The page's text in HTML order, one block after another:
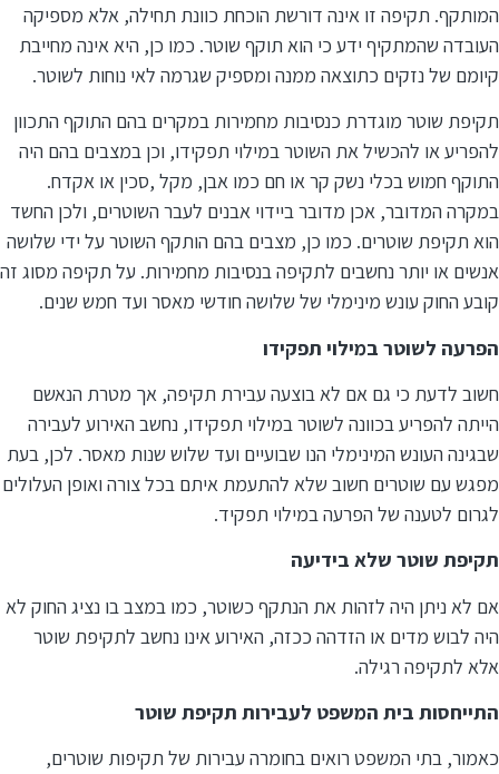
המותקף. תקיפה זו אינה דורשת הוכחת כוונת תחילה, אלא מספיקה
העובדה שהמתקיף ידע כי הוא תוקף שוטר. כמו כן, היא אינה מחייבת
קיומם של נזקים כתוצאה ממנה ומספיק שגרמה לאי נוחות לשוטר.
תקיפת שוטר מוגדרת כנסיבות מחמירות במקרים בהם התוקף התכוון
להפריע או להכשיל את השוטר במילוי תפקידו, וכן במצבים בהם היה
התוקף חמוש בכלי נשק קר או חם כמו אבן, מקל ,סכין או אקדח.
במקרה המדובר, אכן מדובר ביידוי אבנים לעבר השוטרים, ולכן החשד
הוא תקיפת שוטרים. כמו כן, מצבים בהם הותקף השוטר על ידי שלושה
אנשים או יותר נחשבים לתקיפה בנסיבות מחמירות. על תקיפה מסוג זה
קובע החוק עונש מינימלי של שלושה חודשי מאסר ועד חמש שנים.
הפרעה לשוטר במילוי תפקידו
חשוב לדעת כי גם אם לא בוצעה עבירת תקיפה, אך מטרת הנאשם
הייתה להפריע בכוונה לשוטר במילוי תפקידו, נחשב האירוע לעבירה
שבגינה העונש המינימלי הנו שבועיים ועד שלוש שנות מאסר. לכן, בעת
מפגש עם שוטרים חשוב שלא להתעמת איתם בכל צורה ואופן העלולים
לגרום לטענה של הפרעה במילוי תפקיד.
תקיפת שוטר שלא בידיעה
אם לא ניתן היה לזהות את הנתקף כשוטר, כמו במצב בו נציג החוק לא
היה לבוש מדים או הזדהה ככזה, האירוע אינו נחשב לתקיפת שוטר
אלא לתקיפה רגילה.
התייחסות בית המשפט לעבירות תקיפת שוטר
כאמור, בתי המשפט רואים בחומרה עבירות של תקיפות שוטרים,